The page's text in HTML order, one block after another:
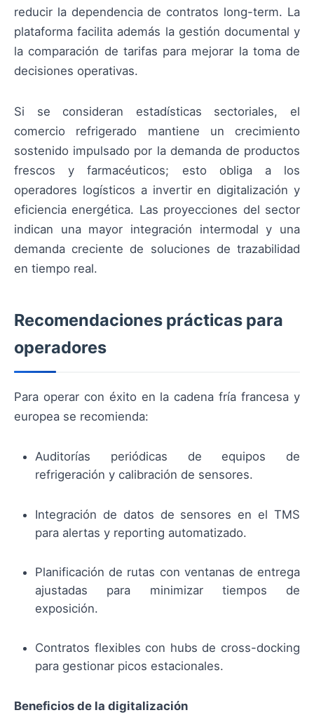
reducir la dependencia de contratos long-term. La
plataforma facilita además la gestión documental y
la comparación de tarifas para mejorar la toma de
decisiones operativas.
Si se consideran estadísticas sectoriales, el
comercio refrigerado mantiene un crecimiento
sostenido impulsado por la demanda de productos
frescos y farmacéuticos; esto obliga a los
operadores logísticos a invertir en digitalización y
eficiencia energética. Las proyecciones del sector
indican una mayor integración intermodal y una
demanda creciente de soluciones de trazabilidad
en tiempo real.
Recomendaciones prácticas para
operadores
Para operar con éxito en la cadena fría francesa y
europea se recomienda:
Auditorías periódicas de equipos de
refrigeración y calibración de sensores.
Integración de datos de sensores en el TMS
para alertas y reporting automatizado.
Planificación de rutas con ventanas de entrega
ajustadas para minimizar tiempos de
exposición.
Contratos flexibles con hubs de cross-docking
para gestionar picos estacionales.
Beneficios de la digitalización